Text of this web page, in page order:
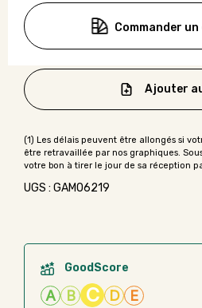
Commander
Ajouter
UGS : GAMO6219
GoodScore
A B C D E